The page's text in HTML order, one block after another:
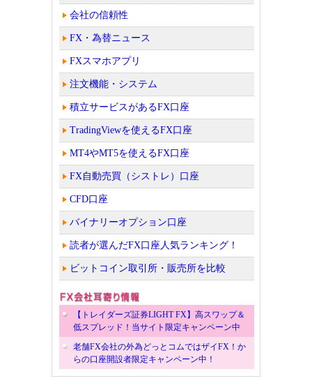
会社の信頼性
FX・為替ニュース
FXスマホアプリ
注文機能・システム
積立サービスがあるFX口座
TradingViewを使えるFX口座
MT4やMT5を使えるFX口座
FX自動売買（シストレ）口座
CFD口座
バイナリーオプション口座
読者が選んだFX口座人気ランキング！
ビットコイン取引所・販売所を比較
【トレイダーズ証券LIGHT FX】高スワップ＆
低スプレッド！当サイト限定キャンペーン中
老舗FX会社の外為どっとコムではザイFX！か
らの口座開設者限定キャンペーン中！